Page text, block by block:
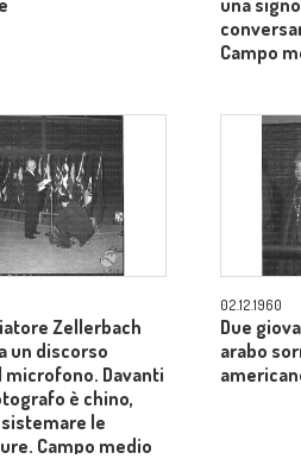
una
Campo
Zellerbach
un discorso
microfono. Davanti
è chino,
le
Campo medio
02.12.1960
Due
arabo